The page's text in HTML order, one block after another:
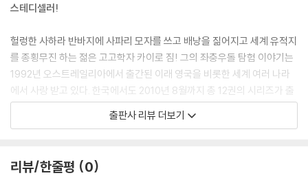
스테디셀러!
헐렁한 사하라 반바지에 사파리 모자를 쓰고 배낭을 짊어지고 세계 유적지
를 종횡무진 하는 젊은 고고학자 카이로 짐! 그의 좌충우돌 탐험 이야기는
1992년 오스트레일리아에서 출간된 이래 영국을 비롯한 세계 여러 나라
에서 사랑 받고 있다. 한국에서도 2010년 8월까지 총 12권의 시리즈가 출
간되어 많은 사랑을 받아 왔다. 주인공 카이로 짐은 언뜻 보기에는 엉뚱하
고 미덥지 않아 보이지만, 인디아나 존스보다 더 똑똑하다. 뿐만 아니라 아
모험 이야기를 통해 세계 여러 나라의 문화, 역사 등에 대한 정보를 자연스
출판사 리뷰 더보기
리뷰/한줄평 0